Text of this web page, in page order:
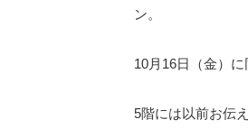
ン。
10月16日（金）
5階には以前お伝